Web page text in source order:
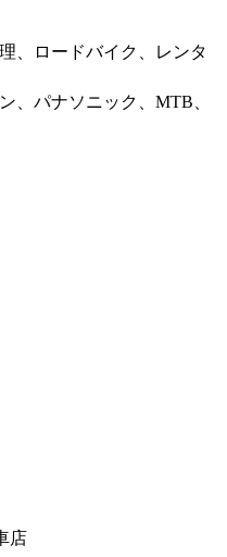
、ロードバイク、レンタ
、パナソニック、MTB、
店